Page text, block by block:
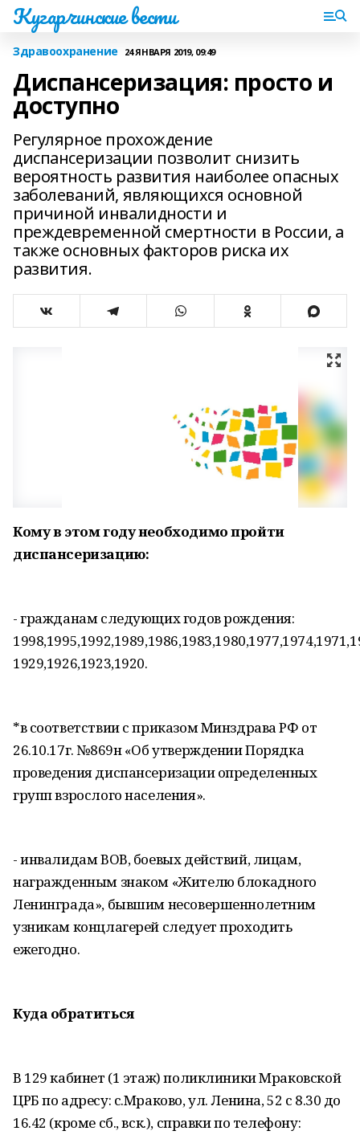
Кугарчинские вести
Здравоохранение 24 ЯНВАРЯ 2019, 09:49
Диспансеризация: просто и
доступно
Регулярное прохождение
диспансеризации позволит снизить
вероятность развития наиболее опасных
заболеваний, являющихся основной
причиной инвалидности и
преждевременной смертности в России, а
также основных факторов риска их
развития.
Кому в этом году необходимо пройти
диспансеризацию:
- гражданам следующих годов рождения:
1929,1926,1923,1920.
*в соответствии с приказом Минздрава РФ от
26.10.17г. №869н «Об утверждении Порядка
проведения диспансеризации определенных
групп взрослого населения».
- инвалидам ВОВ, боевых действий, лицам,
награжденным знаком «Жителю блокадного
Ленинграда», бывшим несовершеннолетним
узникам концлагерей следует проходить
ежегодно.
Куда обратиться
В 129 кабинет (1 этаж) поликлиники Мраковской
ЦРБ по адресу: с.Мраково, ул. Ленина, 52 с 8.30 до
16.42 (кроме сб., вск.), справки по телефону: